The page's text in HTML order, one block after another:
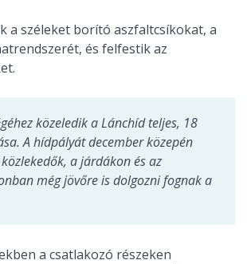
a széleket borító aszfaltcsíkokat, a
és felfestik az
közeledik a Lánchíd teljes, 18
A hídpályát december közepén
a járdákon és az
még jövőre is dolgozni fognak a
a csatlakozó részeken